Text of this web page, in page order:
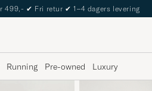
The Care of Carl Passport
Running Pre-owned Luxury